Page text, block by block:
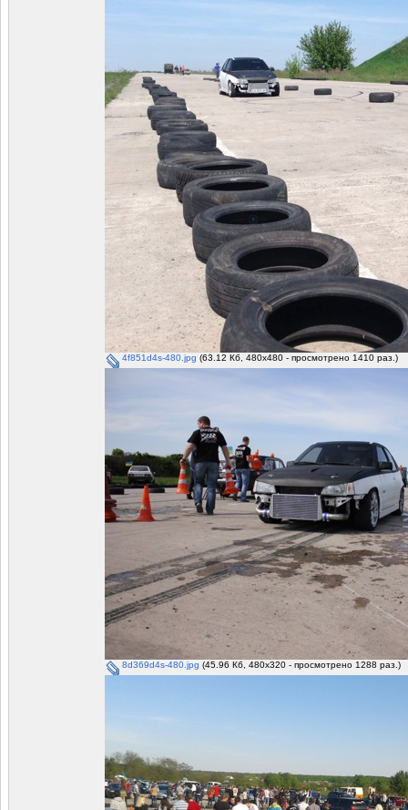
4f851d4s-480.jpg (63.12 Кб, 480x480 - просмотрено 1410 раз.)
8d369d4s-480.jpg (45.96 Кб, 480x320 - просмотрено 1288 раз.)